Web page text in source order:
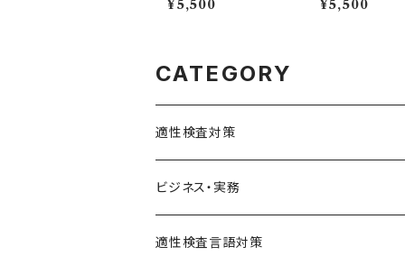
¥5,500 ¥5,500
CATEGORY
適性検査対策
SPI対策
テストセンター(SPI-G,SPI-U)
クリティカルシンキング
ビジネス・実務
統計
適性検査言語対策